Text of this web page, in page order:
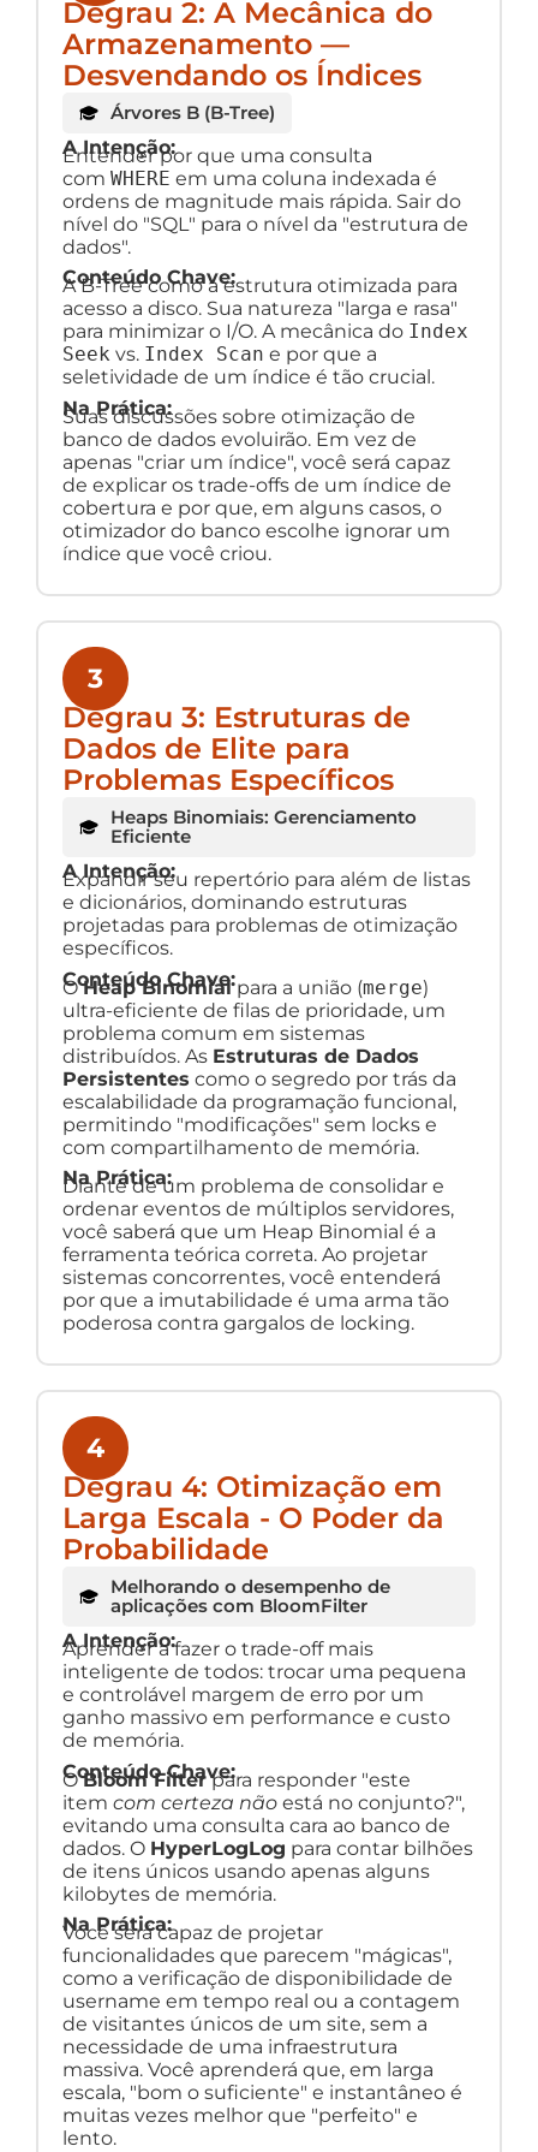
Degrau 2: A Mecânica do
Armazenamento —
Desvendando os Índices
Árvores B (B-Tree)
A Intenção:
Entender por que uma consulta
com WHERE em uma coluna indexada é
ordens de magnitude mais rápida. Sair do
nível do "SQL" para o nível da "estrutura de
dados".
Conteúdo Chave:
A B-Tree como a estrutura otimizada para
acesso a disco. Sua natureza "larga e rasa"
para minimizar o I/O. A mecânica do Index
Seek vs. Index Scan e por que a
seletividade de um índice é tão crucial.
Na Prática:
Suas discussões sobre otimização de
banco de dados evoluirão. Em vez de
apenas "criar um índice", você será capaz
de explicar os trade-offs de um índice de
cobertura e por que, em alguns casos, o
otimizador do banco escolhe ignorar um
índice que você criou.
3
Degrau 3: Estruturas de
Dados de Elite para
Problemas Específicos
Heaps Binomiais: Gerenciamento
Eficiente
A Intenção:
Expandir seu repertório para além de listas
e dicionários, dominando estruturas
projetadas para problemas de otimização
específicos.
Conteúdo Chave:
OHeap Binomialpara a união (merge)
ultra-eficiente de filas de prioridade, um
problema comum em sistemas
distribuídos. As Estruturas de Dados
Persistentes como o segredo por trás da
escalabilidade da programação funcional,
permitindo "modificações" sem locks e
com compartilhamento de memória.
Na Prática:
Diante de um problema de consolidar e
ordenar eventos de múltiplos servidores,
você saberá que um Heap Binomial é a
ferramenta teórica correta. Ao projetar
sistemas concorrentes, você entenderá
por que a imutabilidade é uma arma tão
poderosa contra gargalos de locking.
4
Degrau 4: Otimização em
Larga Escala - O Poder da
Probabilidade
Melhorando o desempenho de
aplicações com BloomFilter
A Intenção:
Aprender a fazer o trade-off mais
inteligente de todos: trocar uma pequena
e controlável margem de erro por um
ganho massivo em performance e custo
de memória.
Conteúdo Chave:
OBloom Filterpara responder "este
item com certeza não está no conjunto?",
evitando uma consulta cara ao banco de
dados. O HyperLogLog para contar bilhões
de itens únicos usando apenas alguns
kilobytes de memória.
Na Prática:
Você será capaz de projetar
funcionalidades que parecem "mágicas",
como a verificação de disponibilidade de
username em tempo real ou a contagem
de visitantes únicos de um site, sem a
necessidade de uma infraestrutura
massiva. Você aprenderá que, em larga
escala, "bom o suficiente" e instantâneo é
muitas vezes melhor que "perfeito" e
lento.